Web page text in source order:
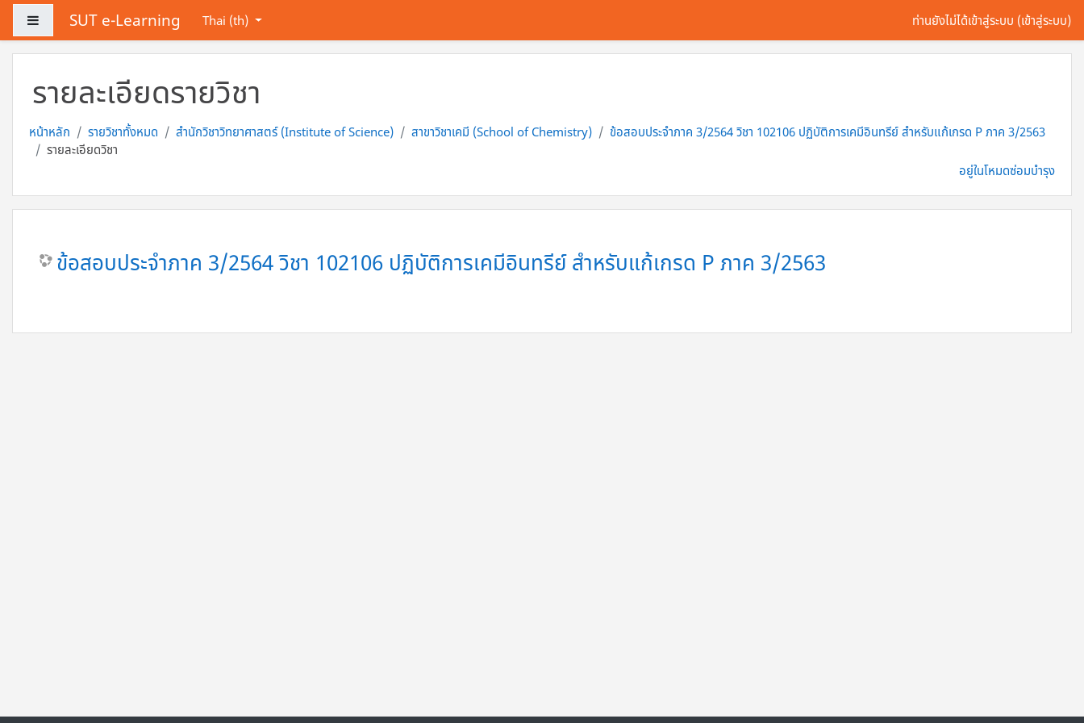
ข้ามไปที่เนื้อหาหลัก
Side panelSUT e-Learning Thai ‎(th)‎ ท่านยังไม่ได้เข้าสู่ระบบ (เข้าสู่ระบบ)
รายละเอียดรายวิชา
หน้าหลัก รายวิชาทั้งหมด สำนักวิชาวิทยาศาสตร์ (Institute of Science) สาขาวิชาเคมี (School of Chemistry)
ข้อสอบประจำภาค 3/2564 วิชา 102106 ปฏิบัติการเคมีอินทรีย์ สำหรับแก้เกรด P ภาค 3/2563
รายละเอียดวิชา
อยู่ในโหมดซ่อมบำรุง
ข้อสอบประจำภาค 3/2564 วิชา 102106 ปฏิบัติการเคมีอินทรีย์ สำหรับแก้เกรด P ภาค 3/2563